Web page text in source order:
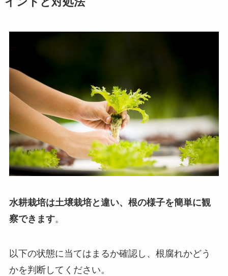
水耕栽培は土壌栽培と違い、根の様子を簡単に観
察できます。
以下の状態に当てはまるか確認し、根腐れかどう
かを判断してください。